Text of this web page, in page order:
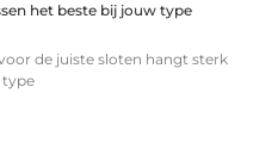
het beste bij jouw type
de juiste sloten hangt sterk
type